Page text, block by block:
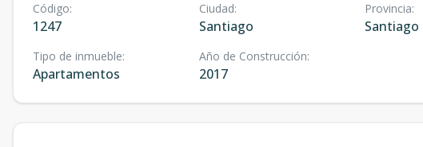
Código:
1247
Ciudad:
Santiago
Provincia:
Santiago
Tipo de inmueble:
Apartamentos
Año de Construcción:
2017